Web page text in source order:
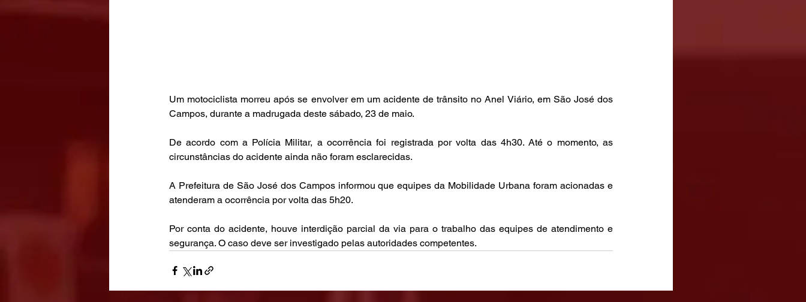
Um motociclista morreu após se envolver em um acidente de trânsito no Anel Viário, em São José dos
Campos, durante a madrugada deste sábado, 23 de maio.
De acordo com a Polícia Militar, a ocorrência foi registrada por volta das 4h30. Até o momento, as
circunstâncias do acidente ainda não foram esclarecidas.
A Prefeitura de São José dos Campos informou que equipes da Mobilidade Urbana foram acionadas e
atenderam a ocorrência por volta das 5h20.
Por conta do acidente, houve interdição parcial da via para o trabalho das equipes de atendimento e
segurança. O caso deve ser investigado pelas autoridades competentes.